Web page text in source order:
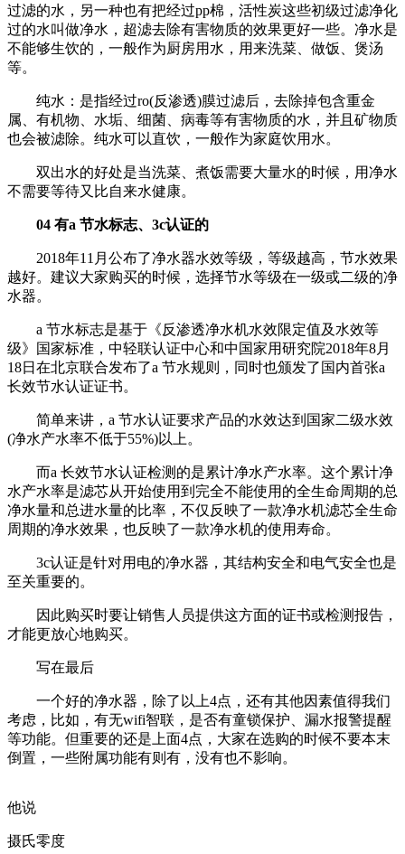
过滤的水，另一种也有把经过pp棉，活性炭这些初级过滤净化
过的水叫做净水，超滤去除有害物质的效果更好一些。净水是
不能够生饮的，一般作为厨房用水，用来洗菜、做饭、煲汤
等。
纯水：是指经过ro(反渗透)膜过滤后，去除掉包含重金
属、有机物、水垢、细菌、病毒等有害物质的水，并且矿物质
也会被滤除。纯水可以直饮，一般作为家庭饮用水。
双出水的好处是当洗菜、煮饭需要大量水的时候，用净水
不需要等待又比自来水健康。
04 有a 节水标志、3c认证的
2018年11月公布了净水器水效等级，等级越高，节水效果
越好。建议大家购买的时候，选择节水等级在一级或二级的净
水器。
a 节水标志是基于《反渗透净水机水效限定值及水效等
级》国家标准，中轻联认证中心和中国家用研究院2018年8月
18日在北京联合发布了a 节水规则，同时也颁发了国内首张a
长效节水认证证书。
简单来讲，a 节水认证要求产品的水效达到国家二级水效
(净水产水率不低于55%)以上。
而a 长效节水认证检测的是累计净水产水率。这个累计净
水产水率是滤芯从开始使用到完全不能使用的全生命周期的总
净水量和总进水量的比率，不仅反映了一款净水机滤芯全生命
周期的净水效果，也反映了一款净水机的使用寿命。
3c认证是针对用电的净水器，其结构安全和电气安全也是
至关重要的。
因此购买时要让销售人员提供这方面的证书或检测报告，
才能更放心地购买。
写在最后
一个好的净水器，除了以上4点，还有其他因素值得我们
考虑，比如，有无wifi智联，是否有童锁保护、漏水报警提醒
等功能。但重要的还是上面4点，大家在选购的时候不要本末
倒置，一些附属功能有则有，没有也不影响。
他说
摄氏零度